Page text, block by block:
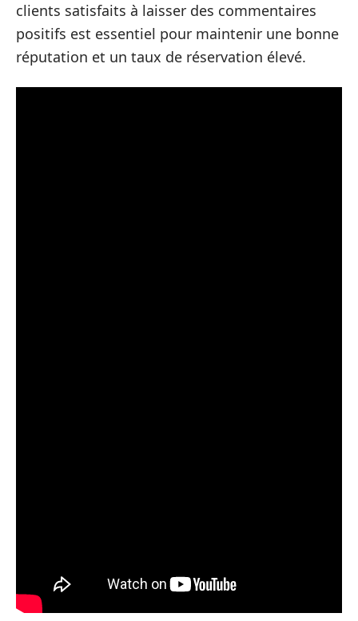
clients satisfaits à laisser des commentaires
positifs est essentiel pour maintenir une bonne
réputation et un taux de réservation élevé.